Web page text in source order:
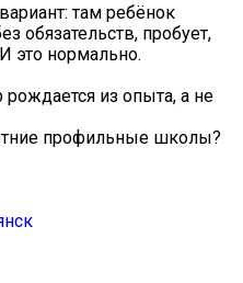
там ребёнок
обязательств, пробует,
это нормально.
из опыта, а не
профильные школы?